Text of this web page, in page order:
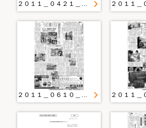
２０１１＿０４２１＿１９＿「よみがえれ大沢」 山田・児童が新聞 避難所住民に元気
２０１１＿０６１０＿２４＿学校生活、復興 互いにエール 盛岡・月が丘小と宮古・山口小児童 交流会でメッセージ交換